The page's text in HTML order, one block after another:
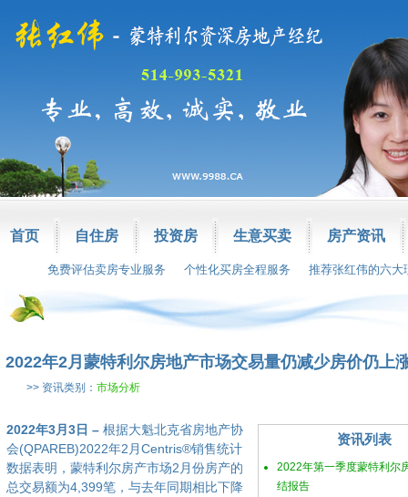
首页 自住房 投资房 生意买卖 房产资讯
免费评估卖房专业服务 个性化买房全程服务 推荐张红伟的六大
2022年2月蒙特利尔房地产市场交易量仍减少房价仍上
>> 资讯类别： 市场分析
资讯列表
2022年第一季度蒙特利尔
结报告
2022年3月3日 – 根据大魁北克省房地产协
会(QPAREB)2022年2月Centris®销售统计
数据表明，蒙特利尔房产市场2月份房产的
总交易额为4,399笔，与去年同期相比下降